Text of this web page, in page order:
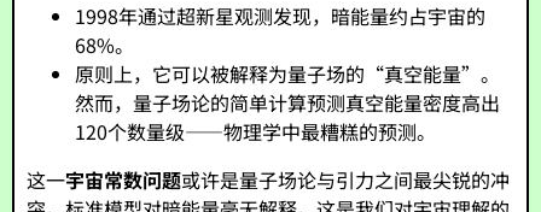
1998年通过超新星观测发现，暗能量约占宇宙的
68%。
原则上，它可以被解释为量子场的“真空能量”。
然而，量子场论的简单计算预测真空能量密度高出
120个数量级——物理学中最糟糕的预测。
这一宇宙常数问题或许是量子场论与引力之间最尖锐的冲